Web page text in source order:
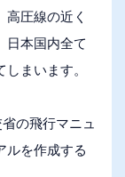
高圧線の近く
日本国内全て
まいます。
の飛行マニュ
ルを作成する